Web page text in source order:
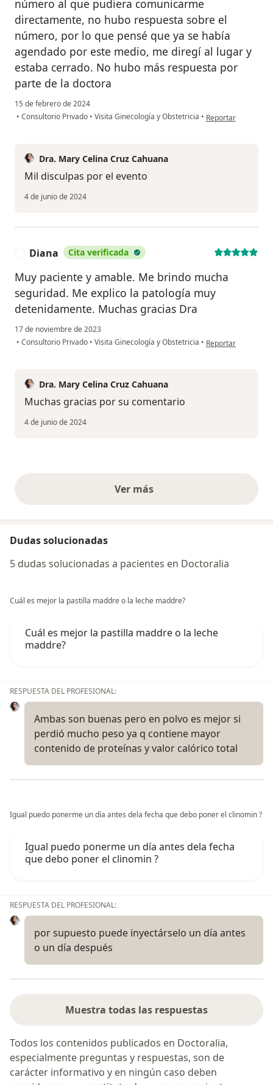
número al que pudiera comunicarme
directamente, no hubo respuesta sobre el
número, por lo que pensé que ya se había
agendado por este medio, me diregí al lugar y
estaba cerrado. No hubo más respuesta por
parte de la doctora
15 de febrero de 2024
• Consultorio Privado • Visita Ginecología y Obstetricia • en opinión del
Reportar
Dra. Mary Celina Cruz Cahuana
Mil disculpas por el evento
4 de junio de 2024
Diana Cita verificada
Muy paciente y amable. Me brindo mucha
seguridad. Me explico la patología muy
detenidamente. Muchas gracias Dra
17 de noviembre de 2023
• Consultorio Privado • Visita Ginecología y Obstetricia • en opinión del
Reportar
Dra. Mary Celina Cruz Cahuana
Muchas gracias por su comentario
4 de junio de 2024
Ver másopiniones anteriores
Dudas solucionadas
5 dudas solucionadas a pacientes en Doctoralia
Cuál es mejor la pastilla maddre o la leche maddre?
Cuál es mejor la pastilla maddre o la leche
maddre?
RESPUESTA DEL PROFESIONAL:
Ambas son buenas pero en polvo es mejor si
perdió mucho peso ya q contiene mayor
contenido de proteínas y valor calórico total
Igual puedo ponerme un día antes dela fecha que debo poner el clinomin ?
Igual puedo ponerme un día antes dela fecha
que debo poner el clinomin ?
RESPUESTA DEL PROFESIONAL:
por supuesto puede inyectárselo un día antes
o un día después
Muestra todas las respuestas
Todos los contenidos publicados en Doctoralia,
especialmente preguntas y respuestas, son de
carácter informativo y en ningún caso deben